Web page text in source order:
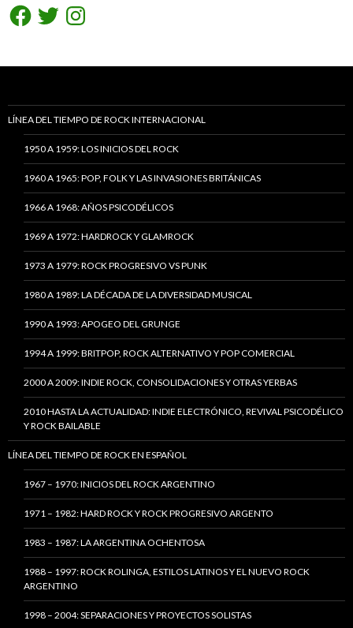
FacebookTwitterInstagram
LÍNEA DEL TIEMPO DE ROCK INTERNACIONAL
1950 A 1959: LOS INICIOS DEL ROCK
1960 A 1965: POP, FOLK Y LAS INVASIONES BRITÁNICAS
1966 A 1968: AÑOS PSICODÉLICOS
1969 A 1972: HARDROCK Y GLAMROCK
1973 A 1979: ROCK PROGRESIVO VS PUNK
1980 A 1989: LA DÉCADA DE LA DIVERSIDAD MUSICAL
1990 A 1993: APOGEO DEL GRUNGE
1994 A 1999: BRITPOP, ROCK ALTERNATIVO Y POP COMERCIAL
2000 A 2009: INDIE ROCK, CONSOLIDACIONES Y OTRAS YERBAS
2010 HASTA LA ACTUALIDAD: INDIE ELECTRÓNICO, REVIVAL PSICODÉLICO
Y ROCK BAILABLE
LÍNEA DEL TIEMPO DE ROCK EN ESPAÑOL
1967 – 1970: INICIOS DEL ROCK ARGENTINO
1971 – 1982: HARD ROCK Y ROCK PROGRESIVO ARGENTO
1983 – 1987: LA ARGENTINA OCHENTOSA
1988 – 1997: ROCK ROLINGA, ESTILOS LATINOS Y EL NUEVO ROCK
ARGENTINO
1998 – 2004: SEPARACIONES Y PROYECTOS SOLISTAS